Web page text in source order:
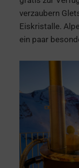
verzaubern
Eiskristalle.
ein paar